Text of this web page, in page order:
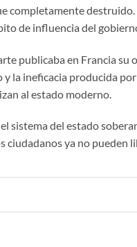
completamente
de influencia del
publicaba en Francia su
la ineficacia producida
al estado moderno.
sistema del estado
ciudadanos ya no